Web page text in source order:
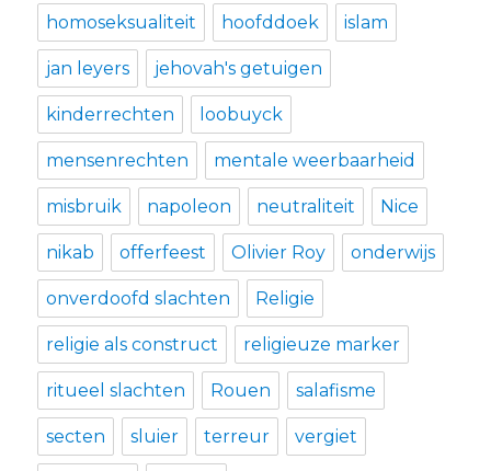
homoseksualiteit hoofddoek islam
jan leyers jehovah's getuigen
kinderrechten loobuyck
mensenrechten mentale weerbaarheid
misbruik napoleon neutraliteit Nice
nikab offerfeest Olivier Roy onderwijs
onverdoofd slachten Religie
religie als construct religieuze marker
ritueel slachten Rouen salafisme
secten sluier terreur vergiet